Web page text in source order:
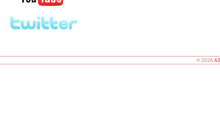
© 2026